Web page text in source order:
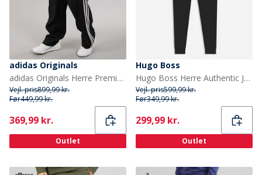
adidas Originals
adidas Originals Herre Premium Originals Løse Track Bukser Sort
Vejl. pris899,99 kr.
Før449,99 kr.
Current
369,99 kr.
Outlet
Hugo Boss
Hugo Boss Herre Authentic Joggers Sort
Vejl. pris599,99 kr.
Før349,99 kr.
Current
299,99 kr.
Outlet